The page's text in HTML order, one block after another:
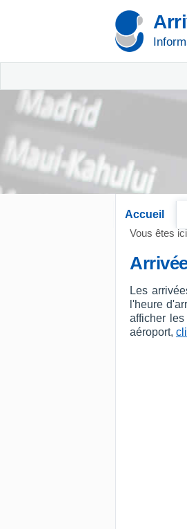
Accueil
Vous êtes ici
Les
l'heure
afficher
aéroport,